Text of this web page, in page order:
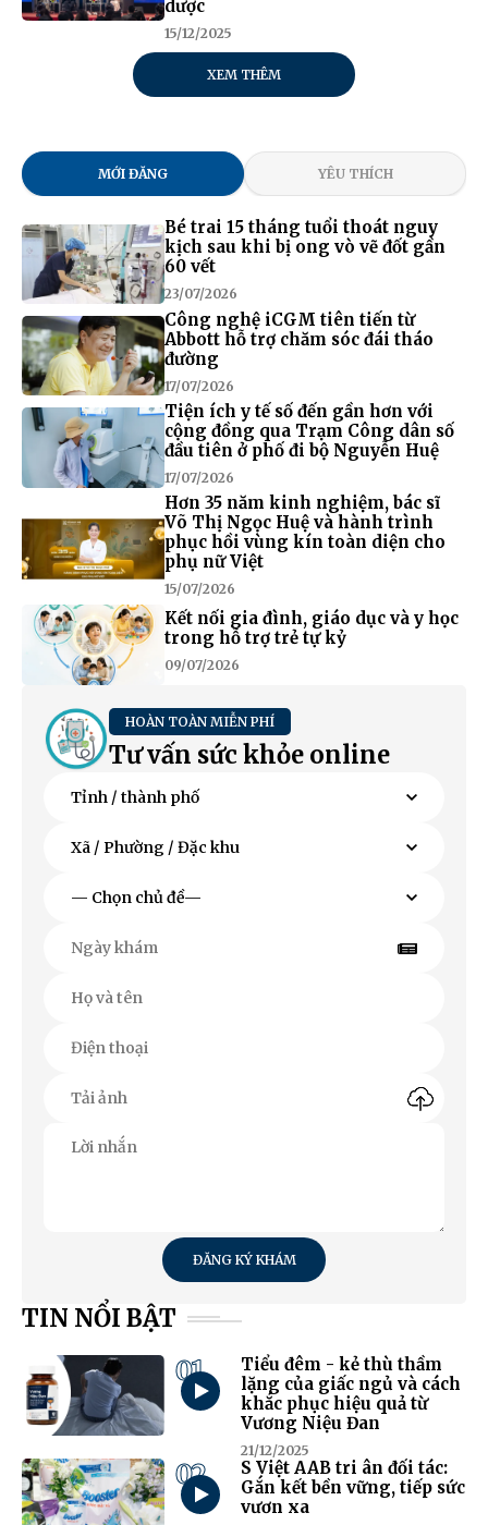
dược
15/12/2025
XEM THÊM
MỚI ĐĂNG YÊU THÍCH
Bé trai 15 tháng tuổi thoát nguy
kịch sau khi bị ong vò vẽ đốt gần
60 vết
23/07/2026
Công nghệ iCGM tiên tiến từ
Abbott hỗ trợ chăm sóc đái tháo
đường
17/07/2026
Tiện ích y tế số đến gần hơn với
cộng đồng qua Trạm Công dân số
đầu tiên ở phố đi bộ Nguyễn Huệ
17/07/2026
Hơn 35 năm kinh nghiệm, bác sĩ
Võ Thị Ngọc Huệ và hành trình
phục hồi vùng kín toàn diện cho
phụ nữ Việt
15/07/2026
Kết nối gia đình, giáo dục và y học
trong hỗ trợ trẻ tự kỷ
09/07/2026
HOÀN TOÀN MIỄN PHÍ
Tư vấn sức khỏe online
ĐĂNG KÝ KHÁM
TIN NỔI BẬT
01
Tiểu đêm - kẻ thù thầm
lặng của giấc ngủ và cách
khắc phục hiệu quả từ
Vương Niệu Đan
21/12/2025
02
S Việt AAB tri ân đối tác:
Gắn kết bền vững, tiếp sức
vươn xa